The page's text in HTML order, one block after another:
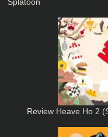
Review Heave Ho 2